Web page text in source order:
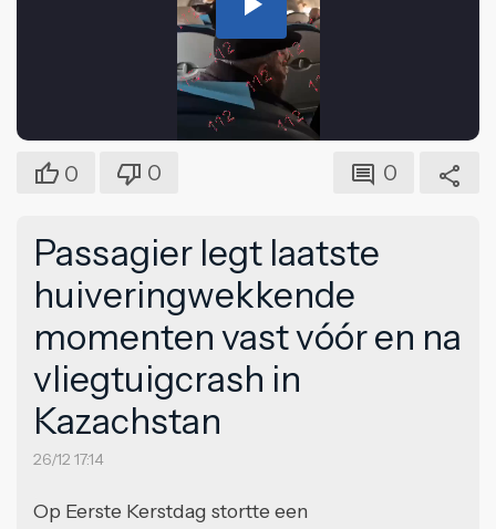
Play
Video
0 0 0
Passagier legt laatste
huiveringwekkende
momenten vast vóór en na
vliegtuigcrash in
Kazachstan
26/12 17:14
Op Eerste Kerstdag stortte een